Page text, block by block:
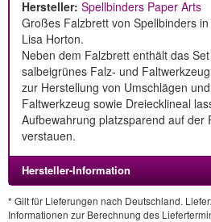
Hersteller: Spellbinders Paper Arts
Großes Falzbrett von Spellbinders
Lisa Horton.
Neben dem Falzbrett enthält das
salbeigrünes Falz- und
zur Herstellung von Umschlägen
Faltwerkzeug sowie Dreiecklineal
Aufbewahrung platzsparend auf der
verstauen.
Hersteller-Information
* Gilt für Lieferungen nach Deutschland.
Informationen zur Berechnung des